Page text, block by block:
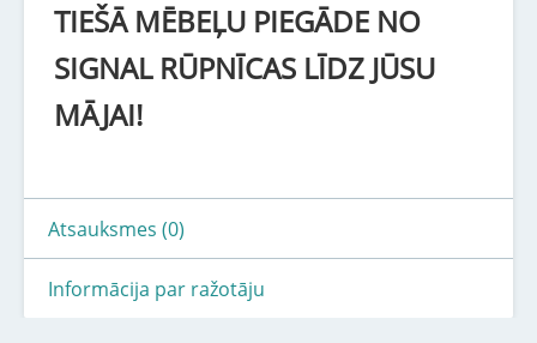
TIEŠĀ MĒBEĻU PIEGĀDE NO
SIGNAL RŪPNĪCAS LĪDZ JŪSU
MĀJAI!
Atsauksmes (0)
Informācija par ražotāju